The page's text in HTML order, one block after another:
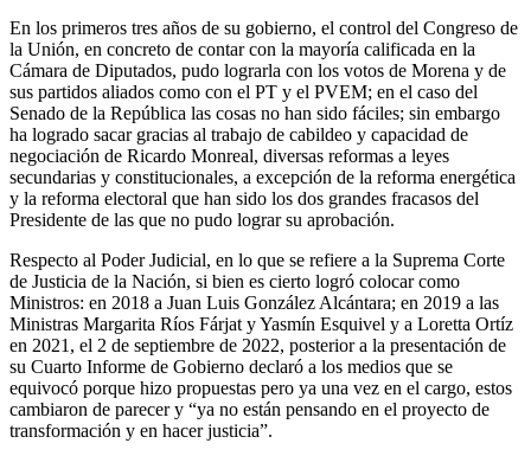
En los primeros tres años de su gobierno, el control del Congreso de
la Unión, en concreto de contar con la mayoría calificada en la
Cámara de Diputados, pudo lograrla con los votos de Morena y de
sus partidos aliados como con el PT y el PVEM; en el caso del
Senado de la República las cosas no han sido fáciles; sin embargo
ha logrado sacar gracias al trabajo de cabildeo y capacidad de
negociación de Ricardo Monreal, diversas reformas a leyes
secundarias y constitucionales, a excepción de la reforma energética
y la reforma electoral que han sido los dos grandes fracasos del
Presidente de las que no pudo lograr su aprobación.
Respecto al Poder Judicial, en lo que se refiere a la Suprema Corte
de Justicia de la Nación, si bien es cierto logró colocar como
Ministros: en 2018 a Juan Luis González Alcántara; en 2019 a las
Ministras Margarita Ríos Fárjat y Yasmín Esquivel y a Loretta Ortíz
en 2021, el 2 de septiembre de 2022, posterior a la presentación de
su Cuarto Informe de Gobierno declaró a los medios que se
equivocó porque hizo propuestas pero ya una vez en el cargo, estos
cambiaron de parecer y “ya no están pensando en el proyecto de
transformación y en hacer justicia”.